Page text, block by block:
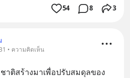
54 8 3
• ความคิดเห็น
าติสร้างมาเพื่อปรับสมดุลของ